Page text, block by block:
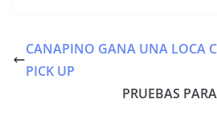
e
b
er s
p
CANAPINO GANA UNA LOCA
PICK UP
PRUEBAS